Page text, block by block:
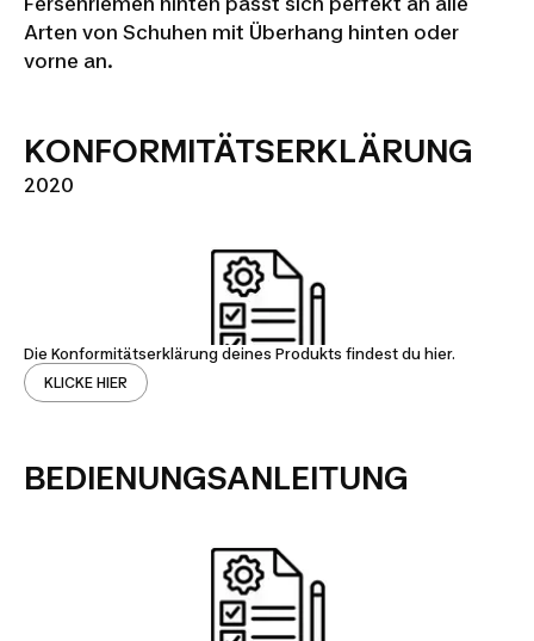
Arten von Schuhen mit Überhang hinten oder
vorne an.
KONFORMITÄTSERKLÄRUNG
2020
Die Konformitätserklärung deines Produkts findest du hier.
KLICKE HIER
BEDIENUNGSANLEITUNG